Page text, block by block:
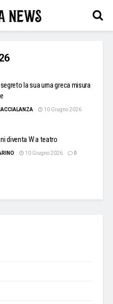
la sua urna greca misura
10 Giugno 2026
diventa W a teatro
10 Giugno 2026 0